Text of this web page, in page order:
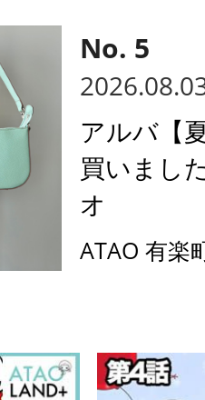
アルバ【
買いまし
オ
ATAO 有楽